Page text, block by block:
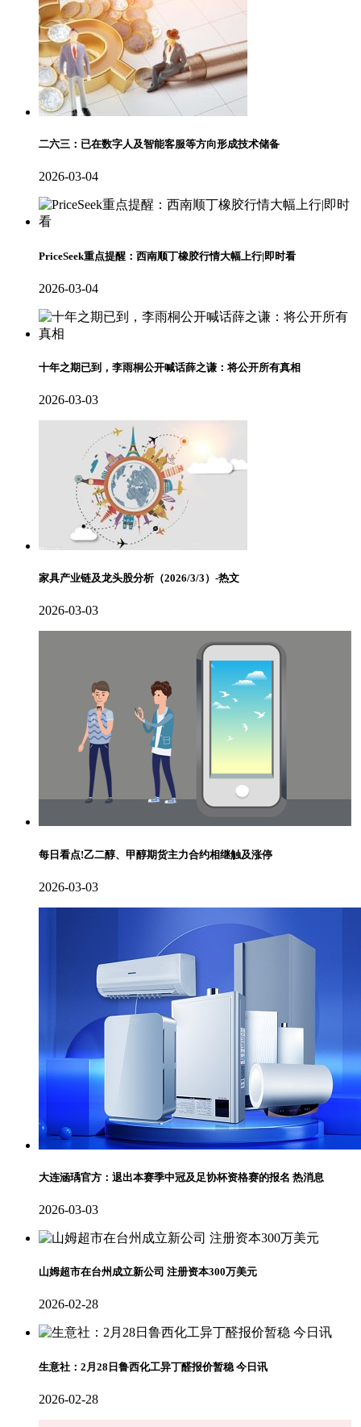
二六三：已在数字人及智能客服等方向形成技术储备
2026-03-04
PriceSeek重点提醒：西南顺丁橡胶行情大幅上行|即时看
2026-03-04
十年之期已到，李雨桐公开喊话薛之谦：将公开所有真相
2026-03-03
家具产业链及龙头股分析（2026/3/3）-热文
2026-03-03
每日看点!乙二醇、甲醇期货主力合约相继触及涨停
2026-03-03
大连涵瑀官方：退出本赛季中冠及足协杯资格赛的报名 热消息
2026-03-03
山姆超市在台州成立新公司 注册资本300万美元
2026-02-28
生意社：2月28日鲁西化工异丁醛报价暂稳 今日讯
2026-02-28